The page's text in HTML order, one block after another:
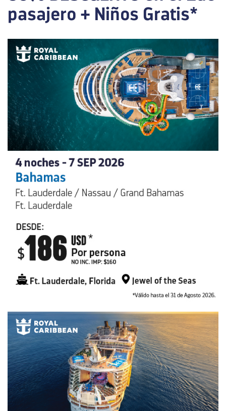
pasajero + Niños Gratis*